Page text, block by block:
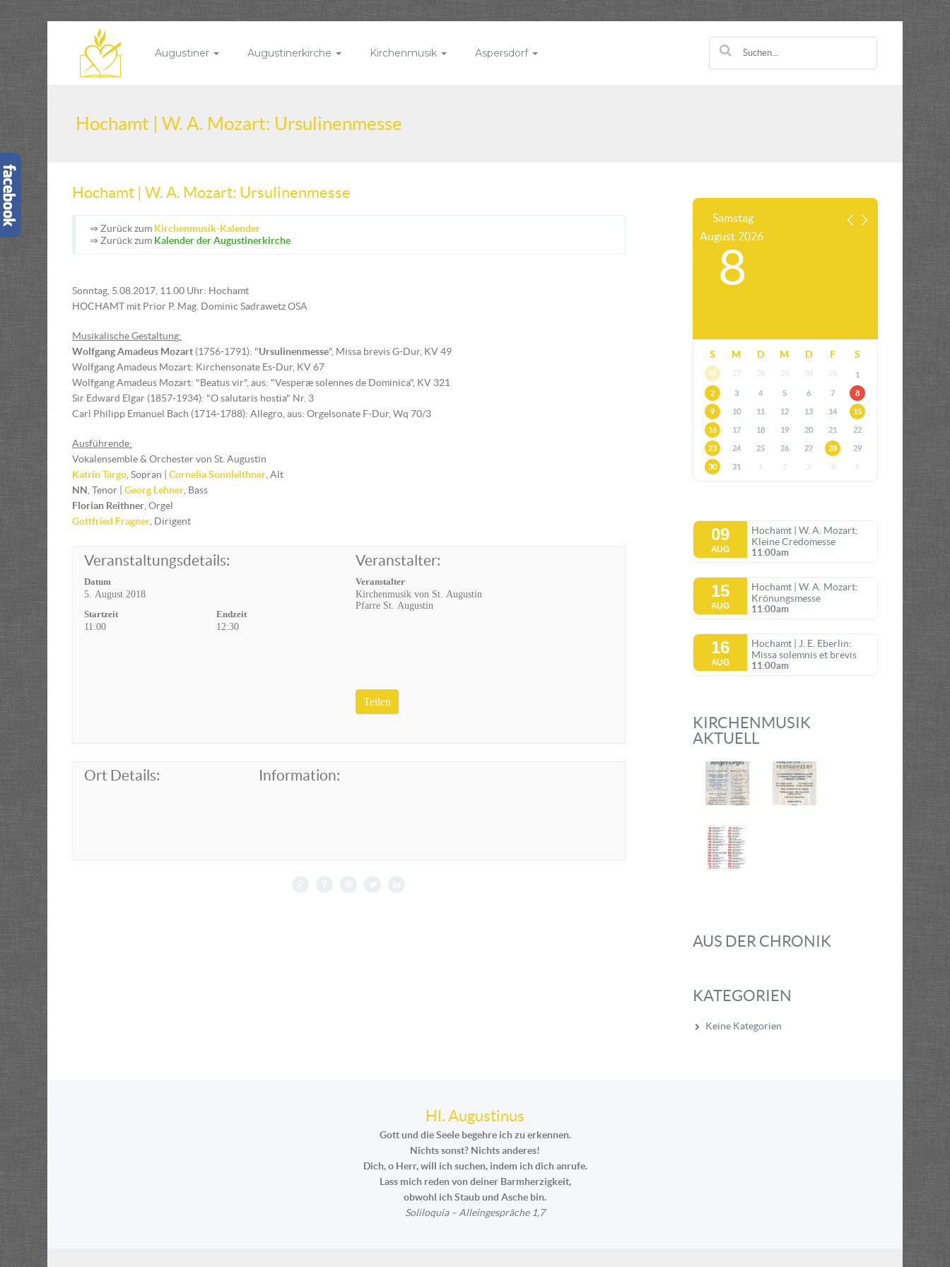
Augustiner Augustinerkirche Kirchenmusik Aspersdorf
Hochamt | W. A. Mozart: Ursulinenmesse
Hochamt | W. A. Mozart: Ursulinenmesse
⇒ Zurück zum Kirchenmusik-Kalender
⇒ Zurück zum Kalender der Augustinerkirche
Sonntag, 5.08.2017, 11.00 Uhr: Hochamt
HOCHAMT mit Prior P. Mag. Dominic Sadrawetz OSA
Musikalische Gestaltung:
Wolfgang Amadeus Mozart (1756-1791): "Ursulinenmesse", Missa brevis G-Dur, KV 49
Wolfgang Amadeus Mozart: Kirchensonate Es-Dur, KV 67
Wolfgang Amadeus Mozart: "Beatus vir", aus: "Vesperæ solennes de Dominica", KV 321
Sir Edward Elgar (1857-1934): "O salutaris hostia" Nr. 3
Carl Philipp Emanuel Bach (1714-1788): Allegro, aus: Orgelsonate F-Dur, Wq 70/3
Ausführende:
Vokalensemble & Orchester von St. Augustin
Katrin Targo , Sopran | Cornelia Sonnleithner , Alt
NN , Tenor | Georg Lehner , Bass
Florian Reithner , Orgel
Gottfried Fragner , Dirigent
Veranstaltungsdetails:
Datum
5. August 2018
Startzeit
11:00
Endzeit
12:30
Veranstalter:
Veranstalter
Kirchenmusik von St. Augustin
Pfarre St. Augustin
Teilen
Ort Details: Information:
Samstag
August 2026
8
S M D M D F S
26 27 28 29 30 31 1
2 3 4 5 6 7 8
9 10 11 12 13 14 15
16 17 18 19 20 21 22
23 24 25 26 27 28 29
30 31 1 2 3 4 5
09
AUG
Hochamt | W. A. Mozart:
Kleine Credomesse
11:00am
15
AUG
Hochamt | W. A. Mozart:
Krönungsmesse
11:00am
16
AUG
Hochamt | J. E. Eberlin:
Missa solemnis et brevis
11:00am
KIRCHENMUSIK
AKTUELL
AUS DER CHRONIK
KATEGORIEN
Keine Kategorien
Hl. Augustinus
Gott und die Seele begehre ich zu erkennen.
Nichts sonst? Nichts anderes!
Dich, o Herr, will ich suchen, indem ich dich anrufe.
Lass mich reden von deiner Barmherzigkeit,
obwohl ich Staub und Asche bin.
Soliloquia – Alleingespräche 1,7